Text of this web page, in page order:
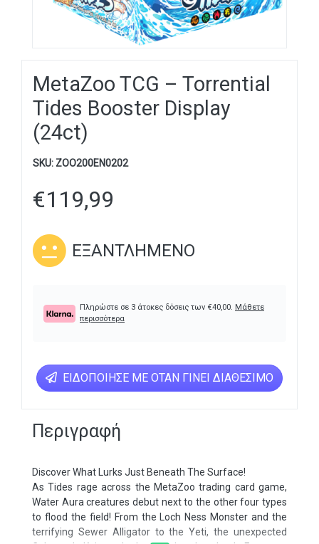
MetaZoo TCG – Torrential
Tides Booster Display
(24ct)
SKU: ZOO200EN0202
€119,99
ΕΞΑΝΤΛΗΜΈΝΟ
Πληρώστε σε 3 άτοκες δόσεις των €40,00. Μάθετε
περισσότερα
ΕΙΔΟΠΟΊΗΣΕ ΜΕ ΌΤΑΝ ΓΊΝΕΙ ΔΙΑΘΈΣΙΜΟ
Περιγραφή
Discover What Lurks Just Beneath The Surface!
As Tides rage across the MetaZoo trading card game,
Water Aura creatures debut next to the other four types
to flood the field! From the Loch Ness Monster and the
terrifying Sewer Alligator to the Yeti, the unexpected